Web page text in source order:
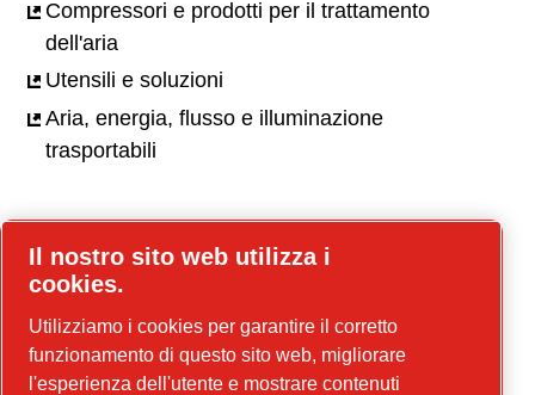
Compressori e prodotti per il trattamento
dell'aria
Utensili e soluzioni
Aria, energia, flusso e illuminazione
trasportabili
Carriere
La nostra cultura
Il nostro sito web utilizza i
cookies.
Utilizziamo i cookies per garantire il corretto
funzionamento di questo sito web, migliorare
l'esperienza dell'utente e mostrare contenuti